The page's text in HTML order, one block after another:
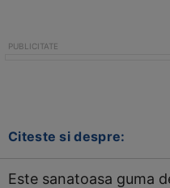
Citeste si despre:
Este sanatoasa guma